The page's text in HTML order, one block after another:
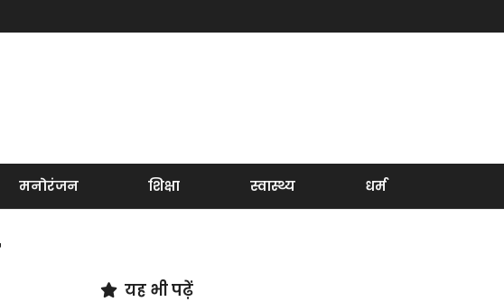
मनोरंजन शिक्षा स्वास्थ्य धर्म
यह भी पढ़ें